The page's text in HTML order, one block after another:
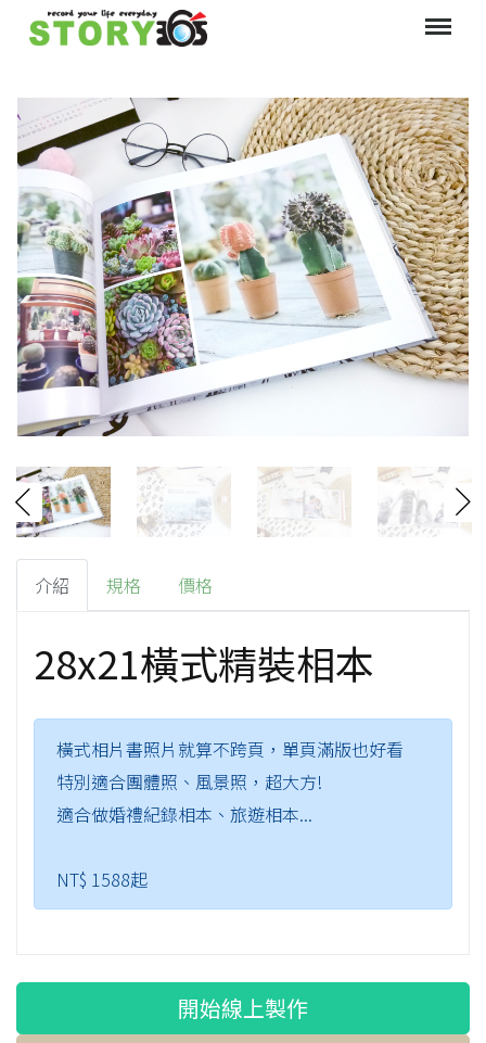
介紹 規格 價格
28x21橫式精裝相本
橫式相片書照片就算不跨頁，單頁滿版也好看
特別適合團體照、風景照，超大方!
適合做婚禮紀錄相本、旅遊相本...
NT$ 1588起
開始線上製作